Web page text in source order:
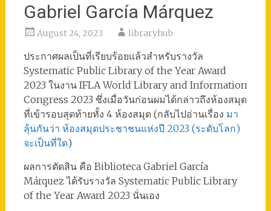
Gabriel García Márquez
August 24, 2023 libraryhub
ประกาศผลเป็นที่เรียบร้อยแล้วสำหรับรางวัล
Systematic Public Library of the Year Award
2023 ในงาน IFLA World Library and Information
Congress 2023 ซึ่งเมื่อวันก่อนผมได้กล่าวถึงห้องสมุด
ที่เข้ารอบสุดท้ายทั้ง 4 ห้องสมุด (กลับไปอ่านเรื่อง มา
ลุ้นกันว่า ห้องสมุดประชาชนแห่งปี 2023 (ระดับโลก)
จะเป็นที่ใด)
ผลการตัดสิน คือ Biblioteca Gabriel García
Márquez ได้รับรางวัล Systematic Public Library
of the Year Award 2023 นั่นเอง